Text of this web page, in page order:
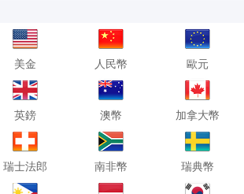
美金 人民幣 歐元
英鎊 澳幣 加拿大幣
瑞士法郎 南非幣 瑞典幣